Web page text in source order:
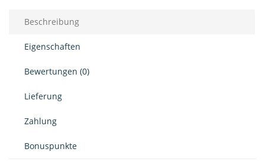
Beschreibung
Eigenschaften
Bewertungen (0)
Lieferung
Zahlung
Bonuspunkte